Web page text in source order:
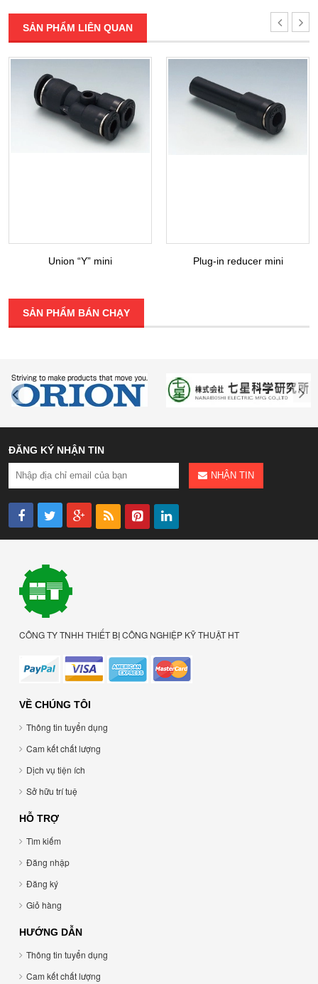
SẢN PHẨM LIÊN QUAN
Union “Y” mini Plug-in reducer mini
SẢN PHẨM BÁN CHẠY
ĐĂNG KÝ NHẬN TIN
NHẬN TIN
CÔNG TY TNHH THIẾT BỊ CÔNG NGHIỆP KỸ THUẬT HT
VỀ CHÚNG TÔI
Thông tin tuyển dụng
Cam kết chất lượng
Dịch vụ tiện ích
Sở hữu trí tuệ
HỖ TRỢ
Tìm kiếm
Đăng nhập
Đăng ký
Giỏ hàng
HƯỚNG DẪN
Thông tin tuyển dụng
Cam kết chất lượng